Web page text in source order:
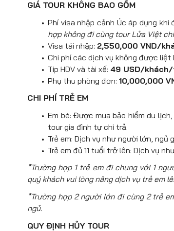
GIÁ TOUR KHÔNG BAO GỒM
Phí visa nhập cảnh Úc áp dụng
hợp không đi cùng tour Lửa Việt
Visa tái nhập: 2,550,000 VND/
Chi phí các dịch vụ không được liệt
Tip HDV và tài xế: 49 USD/
Phụ thu phòng đơn: 10,000,000
CHI PHÍ TRẺ EM
Em bé: Được mua bảo hiểm du
tour gia đình tự chi trả.
Trẻ em: Dịch vụ như người lớn, ngủ
Trẻ em đủ 11 tuổi trở lên: Dịch vụ
*Trường hợp 1 trẻ em đi chung với 1
quý khách vui lòng nâng dịch vụ trẻ em
*Trường hợp 2 người lớn đi cùng 2 trẻ
ngủ.
QUY ĐỊNH HỦY TOUR